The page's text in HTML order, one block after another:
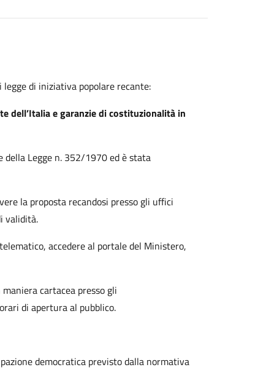
di iniziativa popolare recante:
dell’Italia e garanzie di costituzionalità in
della Legge n. 352/1970 ed è stata
la proposta recandosi presso gli uffici
validità.
accedere al portale del Ministero,
cartacea presso gli
di apertura al pubblico.
democratica previsto dalla normativa